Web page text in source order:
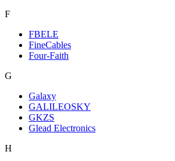
F
FBELE
FineCables
Four-Faith
G
Galaxy
GALILEOSKY
GKZS
Glead Electronics
H